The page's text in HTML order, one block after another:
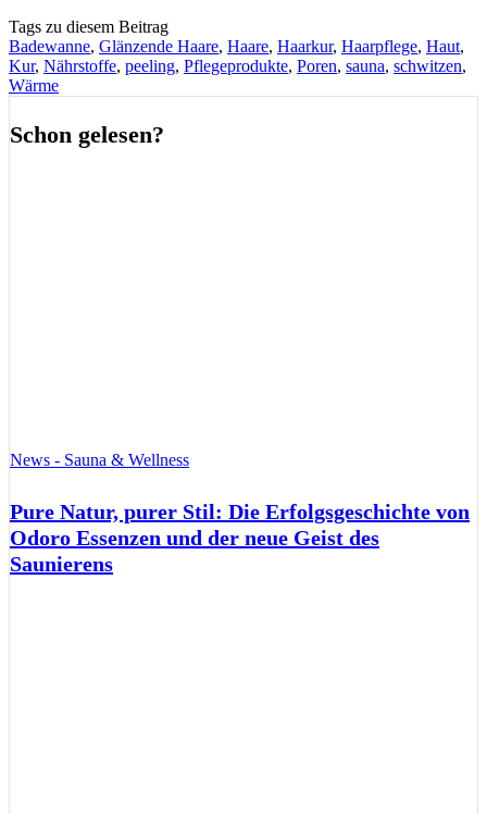
Tags zu diesem Beitrag
Badewanne, Glänzende Haare, Haare, Haarkur, Haarpflege, Haut,
Kur, Nährstoffe, peeling, Pflegeprodukte, Poren, sauna, schwitzen,
Wärme
Schon gelesen?
News - Sauna & Wellness
Pure Natur, purer Stil: Die Erfolgsgeschichte von
Odoro Essenzen und der neue Geist des
Saunierens